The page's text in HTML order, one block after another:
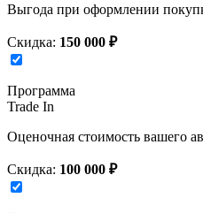
Выгода при оформлении
Скидка: 150 000 ₽
Программа
Trade In
Оценочная стоимость вашего
Скидка: 100 000 ₽